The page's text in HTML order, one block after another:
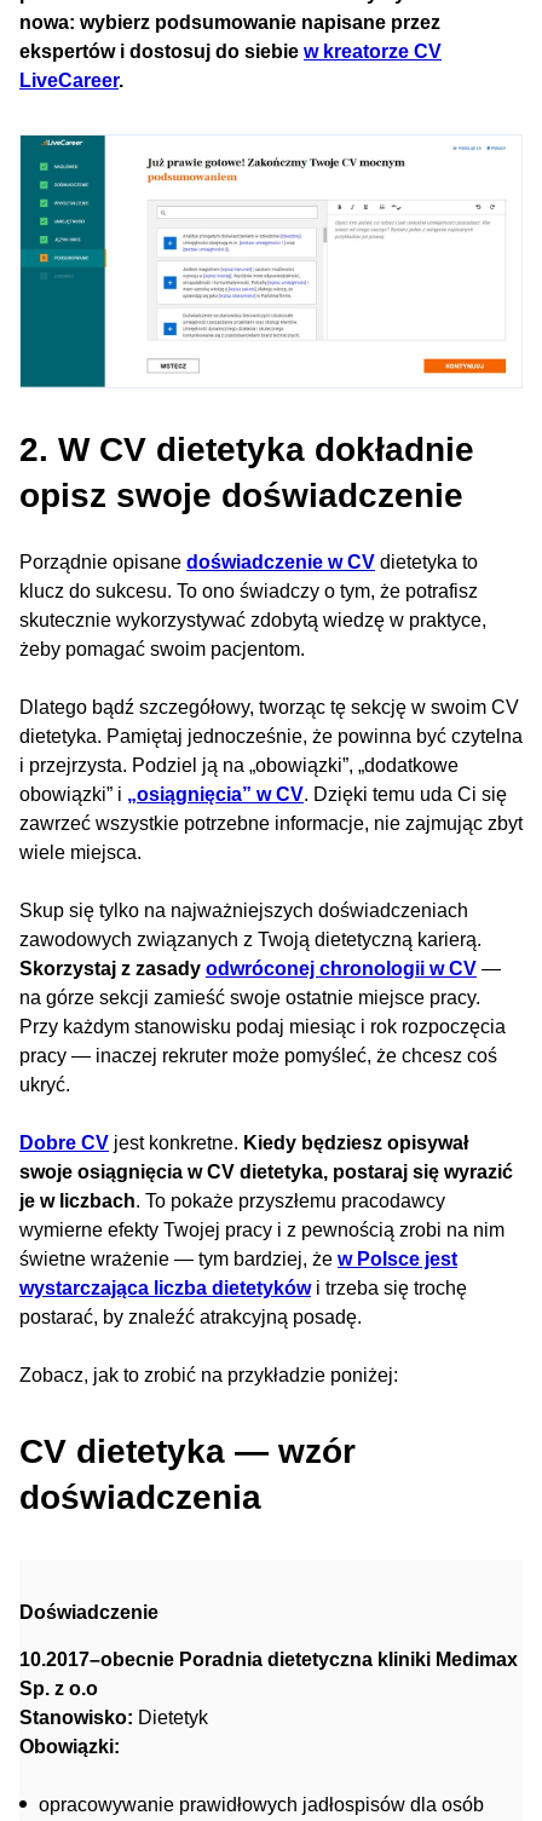
nowa: wybierz podsumowanie napisane przez
ekspertów i dostosuj do siebie w kreatorze CV
LiveCareer.
2. W CV dietetyka dokładnie
opisz swoje doświadczenie
Porządnie opisane doświadczenie w CV dietetyka to
klucz do sukcesu. To ono świadczy o tym, że potrafisz
skutecznie wykorzystywać zdobytą wiedzę w praktyce,
żeby pomagać swoim pacjentom.
Dlatego bądź szczegółowy, tworząc tę sekcję w swoim CV
dietetyka. Pamiętaj jednocześnie, że powinna być czytelna
i przejrzysta. Podziel ją na „obowiązki”, „dodatkowe
obowiązki” i „osiągnięcia” w CV. Dzięki temu uda Ci się
zawrzeć wszystkie potrzebne informacje, nie zajmując zbyt
wiele miejsca.
Skup się tylko na najważniejszych doświadczeniach
zawodowych związanych z Twoją dietetyczną karierą.
Skorzystaj z zasady odwróconej chronologii w CV —
na górze sekcji zamieść swoje ostatnie miejsce pracy.
Przy każdym stanowisku podaj miesiąc i rok rozpoczęcia
pracy — inaczej rekruter może pomyśleć, że chcesz coś
ukryć.
Dobre CV jest konkretne. Kiedy będziesz opisywał
swoje osiągnięcia w CV dietetyka, postaraj się wyrazić
je w liczbach. To pokaże przyszłemu pracodawcy
wymierne efekty Twojej pracy i z pewnością zrobi na nim
świetne wrażenie — tym bardziej, że w Polsce jest
wystarczająca liczba dietetykówi trzeba się trochę
postarać, by znaleźć atrakcyjną posadę.
Zobacz, jak to zrobić na przykładzie poniżej:
CV dietetyka — wzór
doświadczenia
Doświadczenie
10.2017–obecnie Poradnia dietetyczna kliniki Medimax
Sp. z o.o
Stanowisko: Dietetyk
Obowiązki:
opracowywanie prawidłowych jadłospisów dla osób